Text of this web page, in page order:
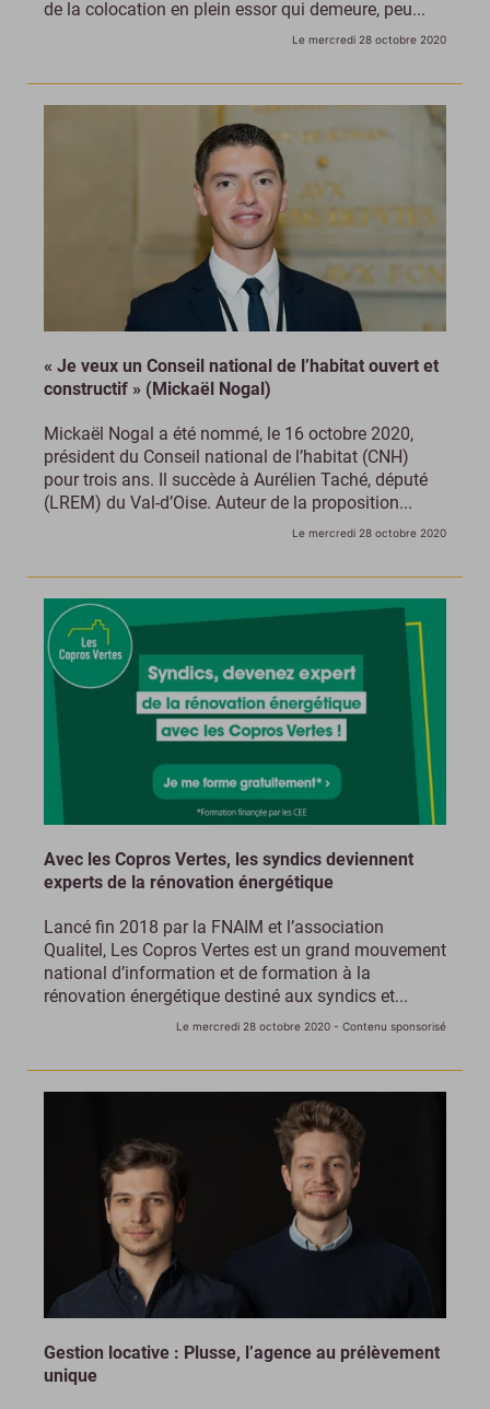
de la colocation en plein essor qui demeure, peu...
Le mercredi 28 octobre 2020
« Je veux un Conseil national de l’habitat ouvert et
constructif » (Mickaël Nogal)
Mickaël Nogal a été nommé, le 16 octobre 2020,
président du Conseil national de l’habitat (CNH)
pour trois ans. Il succède à Aurélien Taché, député
(LREM) du Val-d’Oise. Auteur de la proposition...
Le mercredi 28 octobre 2020
Avec les Copros Vertes, les syndics deviennent
experts de la rénovation énergétique
Lancé fin 2018 par la FNAIM et l’association
Qualitel, Les Copros Vertes est un grand mouvement
national d’information et de formation à la
rénovation énergétique destiné aux syndics et...
Le mercredi 28 octobre 2020 - Contenu sponsorisé
Gestion locative : Plusse, l’agence au prélèvement
unique